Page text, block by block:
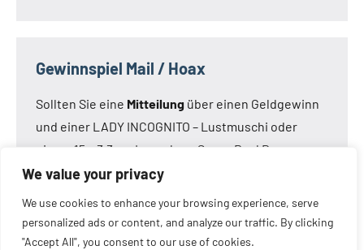
We value your privacy
We use cookies to enhance your browsing experience, serve
personalized ads or content, and analyze our traffic. By clicking
"Accept All", you consent to our use of cookies.
Gewinnspiel Mail / Hoax
Sollten Sie eine Mitteilung über einen Geldgewinn
und einer LADY INCOGNITO – Lustmuschi oder
einem 15 x 3,3 cm Loveclone Super Real Dong –
oder was immer den Kameraden noch einfällt –
Mail ist eine Fälschung.